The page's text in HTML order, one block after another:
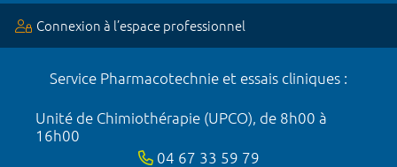
Connexion à l’espace professionnel
Service Pharmacotechnie et essais cliniques :
Unité de Chimiothérapie (UPCO), de 8h00 à
16h00
04 67 33 59 79